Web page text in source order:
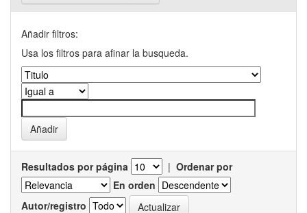
Añadir filtros:
Usa los filtros para afinar la busqueda.
Resultados por página | Ordenar por
En orden
Autor/registro